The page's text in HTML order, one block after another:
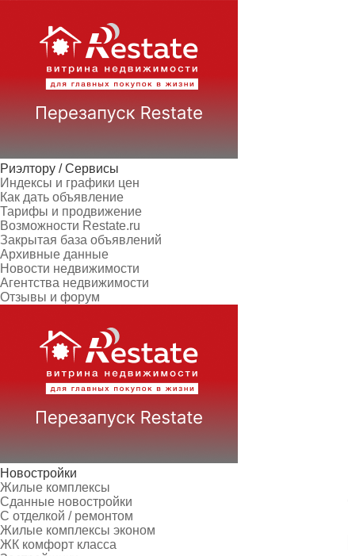
Риэлтору / Сервисы
Индексы и графики цен
Как дать объявление
Тарифы и продвижение
Возможности Restate.ru
Закрытая база объявлений
Архивные данные
Новости недвижимости
Агентства недвижимости
Отзывы и форум
Новостройки
Жилые комплексы
Сданные новостройки
С отделкой / ремонтом
Жилые комплексы эконом
ЖК комфорт класса